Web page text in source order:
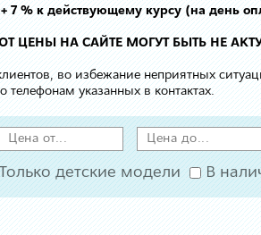
7 % к действующему курсу (на день
ЦЕНЫ НА САЙТЕ МОГУТ БЫТЬ НЕ
во избежание неприятных
указанных в контактах.
Только детские модели В